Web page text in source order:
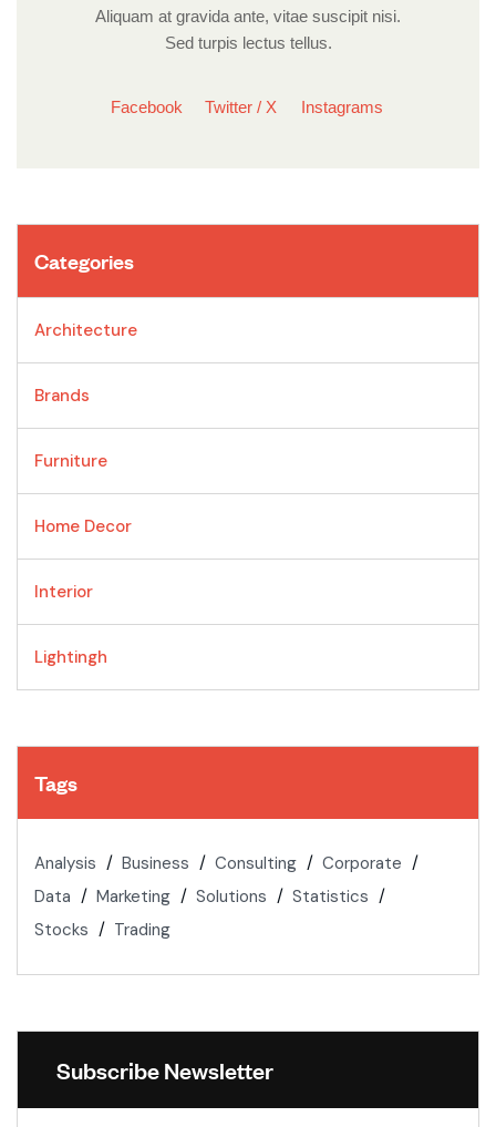
Aliquam at gravida ante, vitae suscipit nisi.
Sed turpis lectus tellus.
Facebook Twitter / X Instagrams
Categories
Architecture
Brands
Furniture
Home Decor
Interior
Lightingh
Tags
Analysis Business Consulting
Corporate
Data
Marketing Solutions
Statistics
Stocks
Trading
Subscribe Newsletter